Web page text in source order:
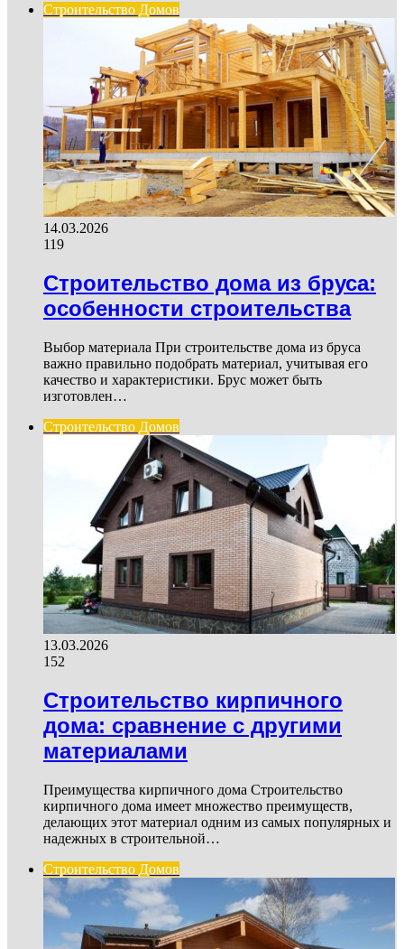
Строительство Домов
14.03.2026
119
Строительство дома из бруса:
особенности строительства
Выбор материала При строительстве дома из бруса
важно правильно подобрать материал, учитывая его
качество и характеристики. Брус может быть
изготовлен…
Строительство Домов
13.03.2026
152
Строительство кирпичного
дома: сравнение с другими
материалами
Преимущества кирпичного дома Строительство
кирпичного дома имеет множество преимуществ,
делающих этот материал одним из самых популярных и
надежных в строительной…
Строительство Домов